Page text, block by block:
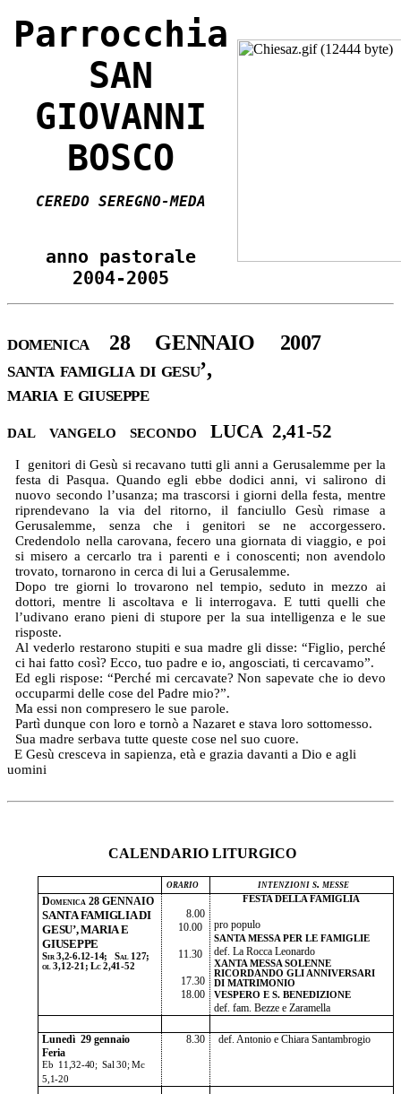
Parrocchia
SAN
GIOVANNI
BOSCO
CEREDO SEREGNO-MEDA
anno pastorale
2004-2005
domenica 28 GENNAIO 2007
santa famiglia di gesu’,
maria e giuseppe
dal vangelo secondo LUCA 2,41-52
I genitori di Gesù si recavano tutti gli anni a Gerusalemme per la
festa di Pasqua. Quando egli ebbe dodici anni, vi salirono di
nuovo secondo l’usanza; ma trascorsi i giorni della festa, mentre
riprendevano la via del ritorno, il fanciullo Gesù rimase a
Gerusalemme, senza che i genitori se ne accorgessero.
Credendolo nella carovana, fecero una giornata di viaggio, e poi
si misero a cercarlo tra i parenti e i conoscenti; non avendolo
trovato, tornarono in cerca di lui a Gerusalemme.
Dopo tre giorni lo trovarono nel tempio, seduto in mezzo ai
dottori, mentre li ascoltava e li interrogava. E tutti quelli che
l’udivano erano pieni di stupore per la sua intelligenza e le sue
risposte.
Al vederlo restarono stupiti e sua madre gli disse: “Figlio, perché
ci hai fatto così? Ecco, tuo padre e io, angosciati, ti cercavamo”.
Ed egli rispose: “Perché mi cercavate? Non sapevate che io devo
occuparmi delle cose del Padre mio?”.
Ma essi non compresero le sue parole.
Partì dunque con loro e tornò a Nazaret e stava loro sottomesso.
Sua madre serbava tutte queste cose nel suo cuore.
E Gesù cresceva in sapienza, età e grazia davanti a Dio e agli
uomini
CALENDARIO LITURGICO
orario intenzioni s. messe
Domenica 28 GENNAIO
SANTA FAMIGLIA DI
GESU’, MARIA E
GIUSEPPE
Sir 3,2-6.12-14; Sal 127;
ol 3,12-21; Lc 2,41-52
8.00
10.00
11.30
17.30
18.00
FESTA DELLA FAMIGLIA
pro populo
SANTA MESSA PER LE FAMIGLIE
def. La Rocca Leonardo
XANTA MESSA SOLENNE
RICORDANDO GLI ANNIVERSARI
DI MATRIMONIO
VESPERO E S. BENEDIZIONE
def. fam. Bezze e Zaramella
Lunedì 29 gennaio
Feria
Eb 11,32-40; Sal 30; Mc
5,1-20
8.30 def. Antonio e Chiara Santambrogio